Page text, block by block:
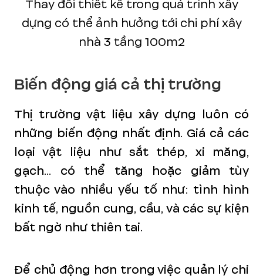
Thay đổi thiết kế trong quá trình xây
dựng có thể ảnh hưởng tới chi phí xây
nhà 3 tầng 100m2
Biến động giá cả thị trường
Thị trường vật liệu xây dựng luôn có
những biến động nhất định. Giá cả các
loại vật liệu như sắt thép, xi măng,
gạch... có thể tăng hoặc giảm tùy
thuộc vào nhiều yếu tố như: tình hình
kinh tế, nguồn cung, cầu, và các sự kiện
bất ngờ như thiên tai.
Để chủ động hơn trong việc quản lý chi